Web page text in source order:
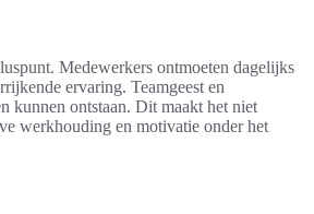
Medewerkers ontmoeten dagelijks
ervaring. Teamgeest en
kunnen ontstaan. Dit maakt het niet
werkhouding en motivatie onder het